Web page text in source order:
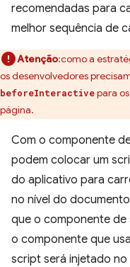
recomendadas para
melhor sequência de
Atenção:como a
os desenvolvedores
beforeInteractivepara
página.
Com o componente
podem colocar um
do aplicativo para
no nível do
que o componente
o componente que
script será injetado